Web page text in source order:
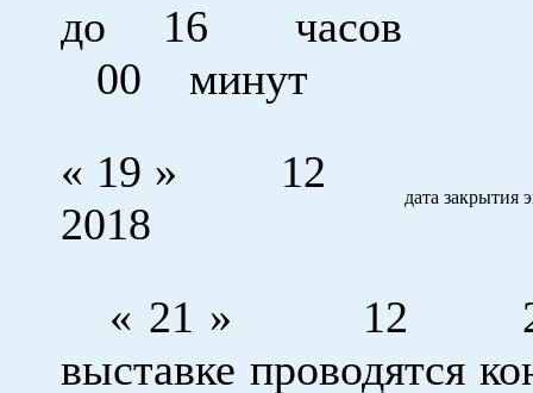
до 16 часов
00 минут
« 19 » 12
2018
дата закрытия
« 21 » 12
выставке проводятся